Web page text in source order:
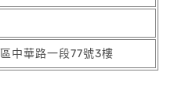
中華路一段77號3樓